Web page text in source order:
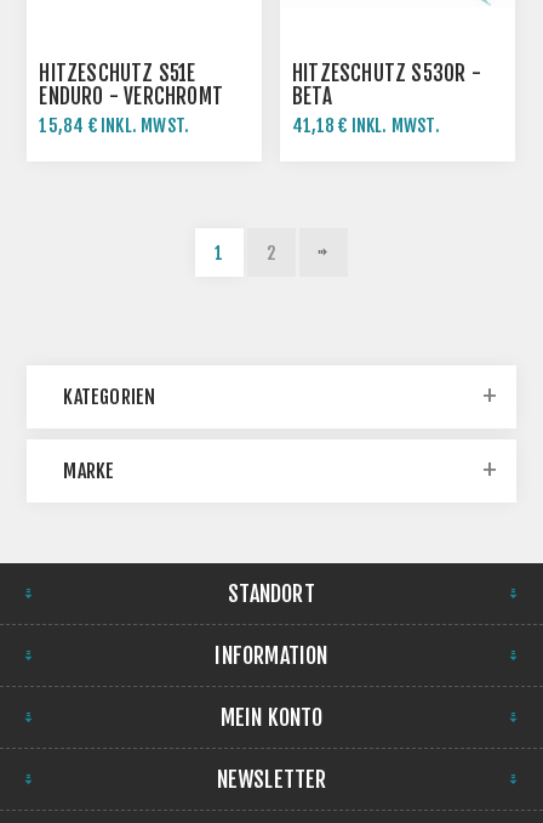
HITZESCHUTZ S51E
ENDURO - VERCHROMT
15,84 € INKL. MWST.
HITZESCHUTZ S53OR -
BETA
41,18 € INKL. MWST.
1 2
KATEGORIEN
MARKE
STANDORT
INFORMATION
MEIN KONTO
NEWSLETTER